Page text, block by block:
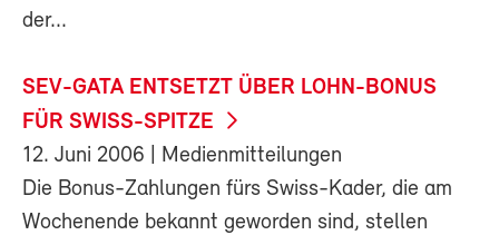
der...
SEV-GATA ENTSETZT ÜBER LOHN-BONUS
FÜR SWISS-SPITZE
12. Juni 2006 | Medienmitteilungen
Die Bonus-Zahlungen fürs Swiss-Kader, die am
Wochenende bekannt geworden sind, stellen